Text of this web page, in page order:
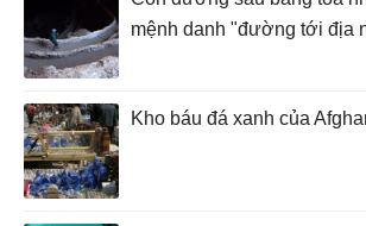
mệnh danh "đường tới địa
Kho báu đá xanh của